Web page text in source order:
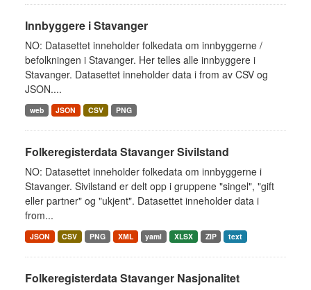
Innbyggere i Stavanger
NO: Datasettet inneholder folkedata om innbyggerne /
befolkningen i Stavanger. Her telles alle innbyggere i
Stavanger. Datasettet inneholder data i from av CSV og
JSON....
web JSON CSV PNG
Folkeregisterdata Stavanger Sivilstand
NO: Datasettet inneholder folkedata om innbyggerne i
Stavanger. Sivilstand er delt opp i gruppene "singel", "gift
eller partner" og "ukjent". Datasettet inneholder data i
from...
JSON CSV PNG XML yaml XLSX ZIP text
Folkeregisterdata Stavanger Nasjonalitet